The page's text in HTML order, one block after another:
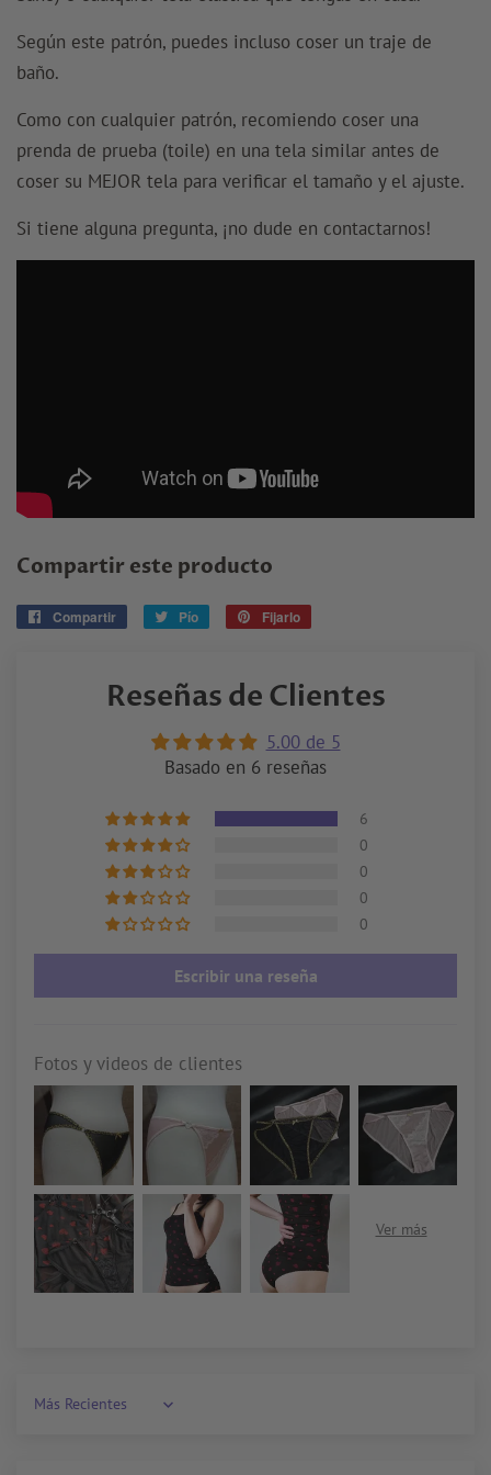
Según este patrón, puedes incluso coser un traje de
baño.
Como con cualquier patrón, recomiendo coser una
prenda de prueba (toile) en una tela similar antes de
coser su MEJOR tela para verificar el tamaño y el ajuste.
Si tiene alguna pregunta, ¡no dude en contactarnos!
Compartir este producto
Compartir
CompartirPío
Tuitear
Fijarlo
Reseñas de Clientes
5.00 de 5
Basado en 6 reseñas
6
0
0
0
0
Escribir una reseña
Fotos y videos de clientes
Sort by